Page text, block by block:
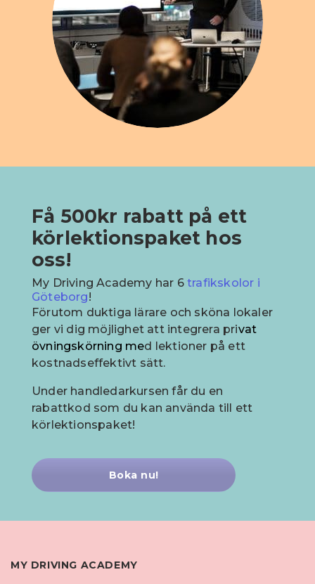
Få 500kr rabatt på ett
körlektionspaket hos
oss!
My Driving Academy har 6 trafikskolor i
Göteborg!
Förutom duktiga lärare och sköna lokaler
ger vi dig möjlighet att integrera privat
övningskörning med lektioner på ett
kostnadseffektivt sätt.
Under handledarkursen får du en
rabattkod som du kan använda till ett
körlektionspaket!
Boka nu!
MY DRIVING ACADEMY